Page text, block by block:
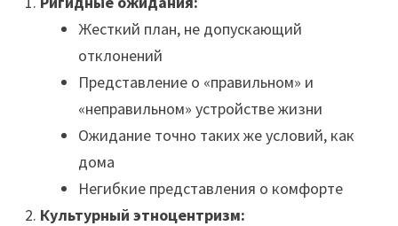
Жесткий план, не допускающий
отклонений
Представление о «правильном» и
«неправильном» устройстве жизни
Ожидание точно таких же условий, как
дома
Негибкие представления о комфорте
Культурный этноцентризм: